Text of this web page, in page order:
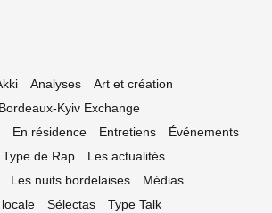
Analyses
Art et création
Bordeaux-Kyiv Exchange
En résidence Entretiens
Événements
Type de Rap
Les actualités
Les nuits bordelaises
Médias
Sélectas Type Talk